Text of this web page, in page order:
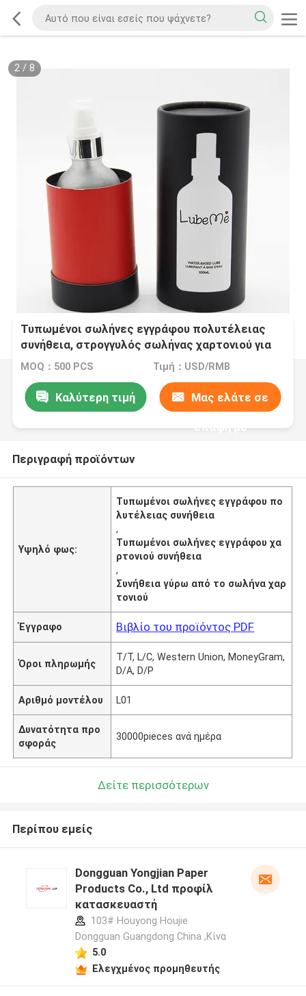
2/ 8
Τυπωμένοι σωλήνες εγγράφου πολυτέλειας
συνήθεια, στρογγυλός σωλήνας χαρτονιού για
το ουσιαστικό πετρέλαιο αρώματος
MOQ：500 PCS Τιμή：USD/RMB
Καλύτερη τιμή Μας ελάτε σε
επαφή με
Περιγραφή προϊόντων
Υψηλό φως:
Τυπωμένοι σωλήνες εγγράφου πο
λυτέλειας συνήθεια
,
Τυπωμένοι σωλήνες εγγράφου χα
ρτονιού συνήθεια
,
Συνήθεια γύρω από το σωλήνα χαρ
τονιού
Έγγραφο Βιβλίο του προϊόντος PDF
Όροι πληρωμής
T/T, L/C, Western Union, MoneyGram,
D/A, D/P
Αριθμό μοντέλου L01
Δυνατότητα προ
σφοράς
30000pieces ανά ημέρα
Δείτε περισσότερων
Περίπου εμείς
Dongguan Yongjian Paper
Products Co., Ltd προφίλ
κατασκευαστή
103# Houyong Houjie
Dongguan Guangdong China ,Κίνα
5.0
Ελεγχμένος προμηθευτής